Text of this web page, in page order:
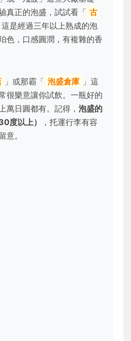
真正的泡盛，試試看「 古
這是經過三年以上熟成的泡
色，口感圓潤，有複雜的香
」或那霸「 泡盛倉庫 」這
很樂意讓你試飲。一瓶好的
萬日圓都有。記得， 泡盛的
度以上）
，托運行李有容
意。